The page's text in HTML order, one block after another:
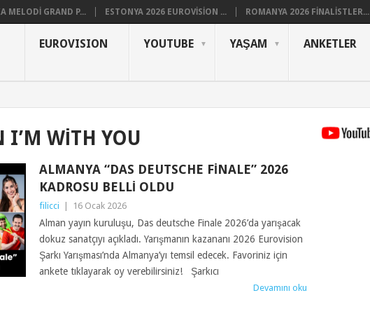
MELODI GRAND P... ESTONYA 2026 EUROVISION ... ROMANYA 2026 FINALISTLER...
EUROVISION YOUTUBE YAŞAM ANKETLER
I’M WITH YOU
ALMANYA “DAS DEUTSCHE FINALE” 2026
KADROSU BELLI OLDU
filicci 16 Ocak 2026
Alman yayın kuruluşu, Das deutsche Finale 2026’da yarışacak
dokuz sanatçıyı açıkladı. Yarışmanın kazananı 2026 Eurovision
Şarkı Yarışması’nda Almanya’yı temsil edecek. Favoriniz için
ankete tıklayarak oy verebilirsiniz! Şarkıcı
Devamını oku